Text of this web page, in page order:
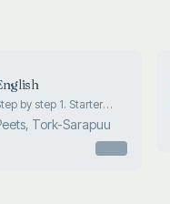
by step 1. Starter
Tork-Sarapuu